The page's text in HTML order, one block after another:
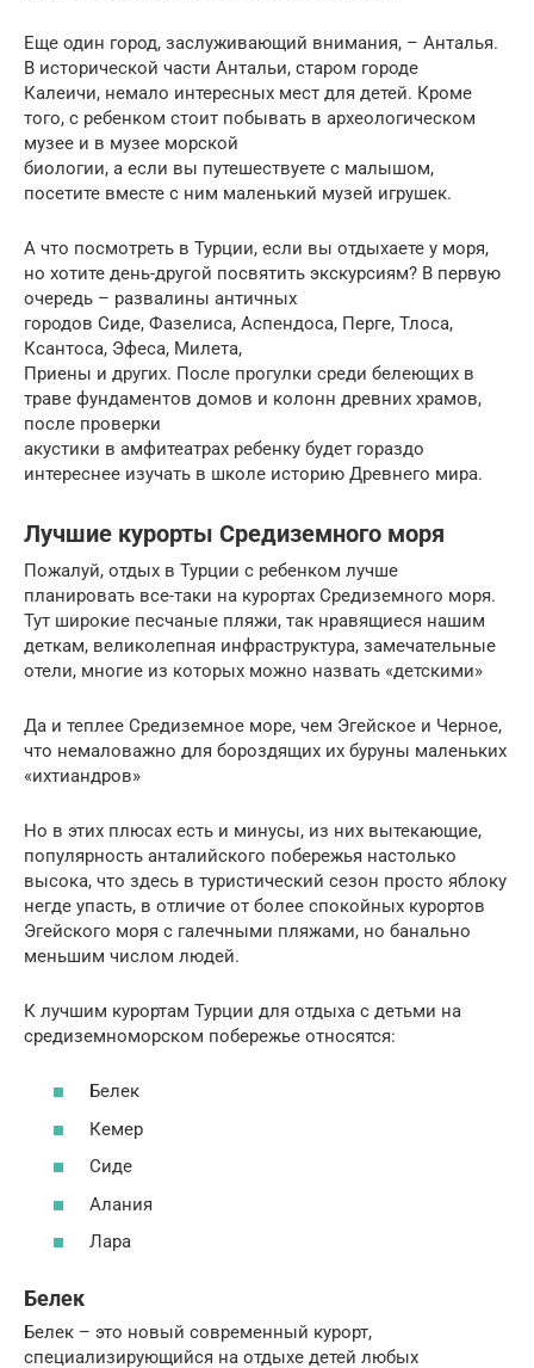
Еще один город, заслуживающий внимания, – Анталья.
В исторической части Антальи, старом городе
Калеичи, немало интересных мест для детей. Кроме
того, с ребенком стоит побывать в археологическом
музее и в музее морской
биологии, а если вы путешествуете с малышом,
посетите вместе с ним маленький музей игрушек.
А что посмотреть в Турции, если вы отдыхаете у моря,
но хотите день-другой посвятить экскурсиям? В первую
очередь – развалины античных
городов Сиде, Фазелиса, Аспендоса, Перге, Тлоса,
Ксантоса, Эфеса, Милета,
Приены и других. После прогулки среди белеющих в
траве фундаментов домов и колонн древних храмов,
после проверки
акустики в амфитеатрах ребенку будет гораздо
интереснее изучать в школе историю Древнего мира.
Лучшие курорты Средиземного моря
Пожалуй, отдых в Турции с ребенком лучше
планировать все-таки на курортах Средиземного моря.
Тут широкие песчаные пляжи, так нравящиеся нашим
деткам, великолепная инфраструктура, замечательные
отели, многие из которых можно назвать «детскими»
Да и теплее Средиземное море, чем Эгейское и Черное,
что немаловажно для бороздящих их буруны маленьких
«ихтиандров»
Но в этих плюсах есть и минусы, из них вытекающие,
популярность анталийского побережья настолько
высока, что здесь в туристический сезон просто яблоку
негде упасть, в отличие от более спокойных курортов
Эгейского моря с галечными пляжами, но банально
меньшим числом людей.
К лучшим курортам Турции для отдыха с детьми на
средиземноморском побережье относятся:
Белек
Кемер
Сиде
Алания
Лара
Белек
Белек – это новый современный курорт,
специализирующийся на отдыхе детей любых